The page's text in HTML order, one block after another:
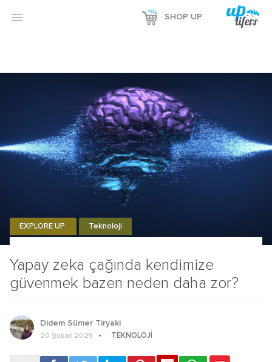
 SHOP UP
Yapay zeka çağında kendimize
güvenmek bazen neden daha zor?
EXPLORE UP Teknoloji
Didem Sümer Tiryaki
20 Şubat 2025 TEKNOLOJI